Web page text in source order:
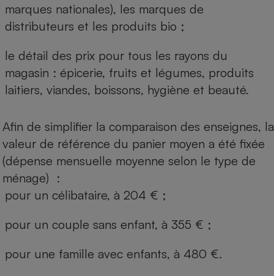
marques nationales), les marques de
distributeurs et les produits bio ;
le détail des prix pour tous les rayons du
magasin : épicerie, fruits et légumes, produits
laitiers, viandes, boissons, hygiène et beauté.
Afin de simplifier la comparaison des enseignes, la
valeur de référence du panier moyen a été fixée
(dépense mensuelle moyenne selon le type de
ménage) :
pour un célibataire, à 204 € ;
pour un couple sans enfant, à 355 € ;
pour une famille avec enfants, à 480 €.